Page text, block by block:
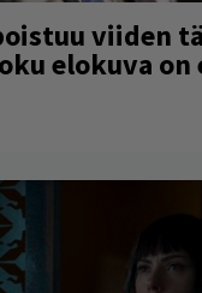
viiden
elokuva on